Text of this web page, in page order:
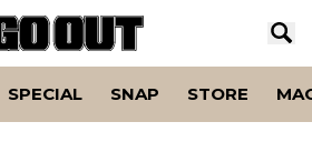
SPECIAL SNAP STORE